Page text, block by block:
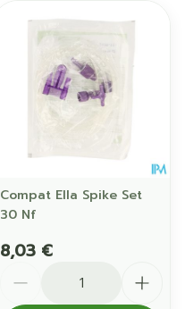
Compat Ella Spike Set
30 Nf
8,03 €